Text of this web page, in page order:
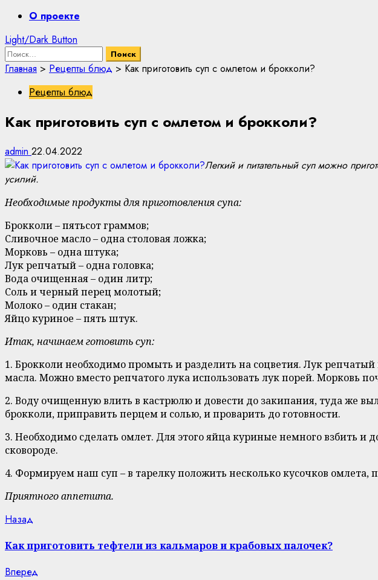
PrimaryО проекте
Light/Dark Button
Найти:
Главная > Рецепты блюд > Как приготовить суп с омлетом и брокколи?
Рецепты блюд
Как приготовить суп с омлетом и брокколи?
admin 22.04.2022
Легкий и питательный суп можно
усилий.
Необходимые продукты для приготовления супа:
Брокколи – пятьсот граммов;
Сливочное масло – одна столовая ложка;
Морковь – одна штука;
Лук репчатый – одна головка;
Вода очищенная – один литр;
Соль и черный перец молотый;
Молоко – один стакан;
Яйцо куриное – пять штук.
Итак, начинаем готовить суп:
1. Брокколи необходимо промыть и разделить на соцветия. Лук
масла. Можно вместо репчатого лука использовать лук порей. Морковь
2. Воду очищенную влить в кастрюлю и довести до закипания, туда же
брокколи, приправить перцем и солью, и проварить до готовности.
3. Необходимо сделать омлет. Для этого яйца куриные немного взбить и
сковороде.
4. Формируем наш суп – в тарелку положить несколько кусочков омлета,
Приятного аппетита.
Continue
Reading
Назад
Как приготовить тефтели из кальмаров и крабовых палочек?
Вперед